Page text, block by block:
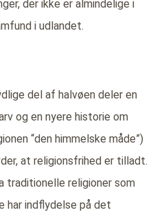
der ikke er almindelige i
i udlandet.
del af halvøen deler en
og en nyere historie om
“den himmelske måde”)
at religionsfrihed er tilladt.
traditionelle religioner som
har indflydelse på det